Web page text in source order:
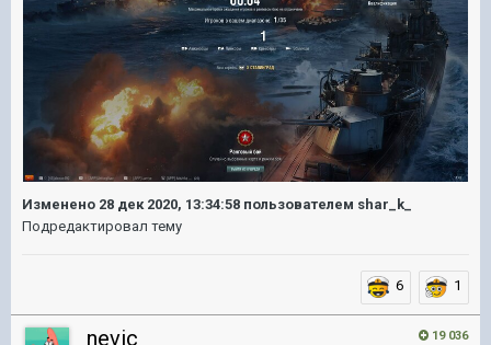
Изменено 28 дек 2020, 13:34:58 пользователем shar_k_
Подредактировал тему
6 1
19 036
nevic